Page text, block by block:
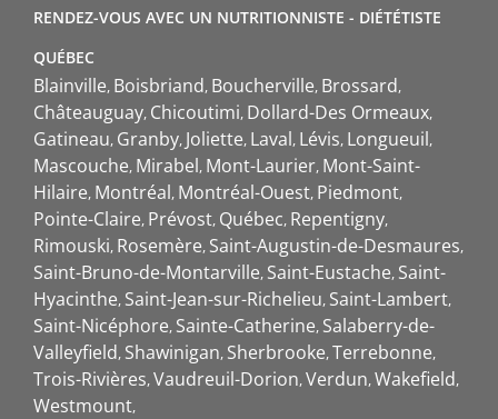
RENDEZ-VOUS AVEC UN NUTRITIONNISTE - DIÉTÉTISTE
QUÉBEC
Blainville Boisbriand Boucherville Brossard
Châteauguay Chicoutimi Dollard-Des Ormeaux
Gatineau Granby Joliette Laval Lévis Longueuil
Mascouche Mirabel Mont-Laurier Mont-Saint-
Hilaire Montréal Montréal-Ouest Piedmont
Pointe-Claire Prévost Québec Repentigny
Rimouski Rosemère Saint-Augustin-de-Desmaures
Saint-Bruno-de-Montarville Saint-Eustache Saint-
Hyacinthe Saint-Jean-sur-Richelieu Saint-Lambert
Saint-Nicéphore Sainte-Catherine Salaberry-de-
Valleyfield Shawinigan Sherbrooke Terrebonne
Trois-Rivières Vaudreuil-Dorion Verdun Wakefield
Westmount